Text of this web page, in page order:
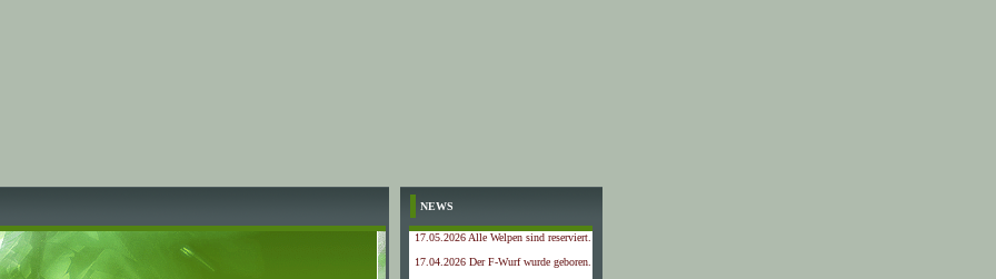
NEWS
17.05.2026 Alle Welpen sind reserviert.
17.04.2026 Der F-Wurf wurde geboren.